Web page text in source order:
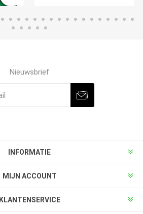
Nieuwsbrief
INFORMATIE
MIJN ACCOUNT
KLANTENSERVICE